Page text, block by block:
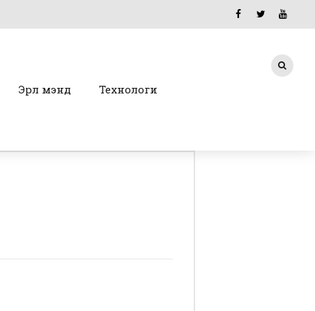
Эрүүл мэнд Технологи